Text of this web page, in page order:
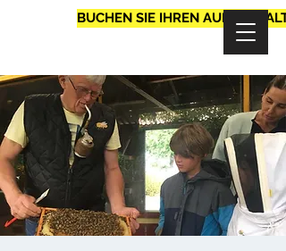
BUCHEN SIE IHREN AUFENTHALT